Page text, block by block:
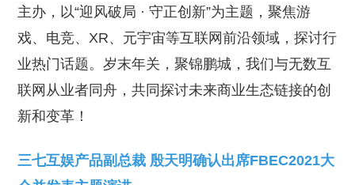
主办，以“迎风破局 · 守正创新”为主题，聚焦游
戏、电竞、XR、元宇宙等互联网前沿领域，探讨行
业热门话题。岁末年关，聚锦鹏城，我们与无数互
联网从业者同舟，共同探讨未来商业生态链接的创
新和变革！
三七互娱产品副总裁 殷天明确认出席FBEC2021大